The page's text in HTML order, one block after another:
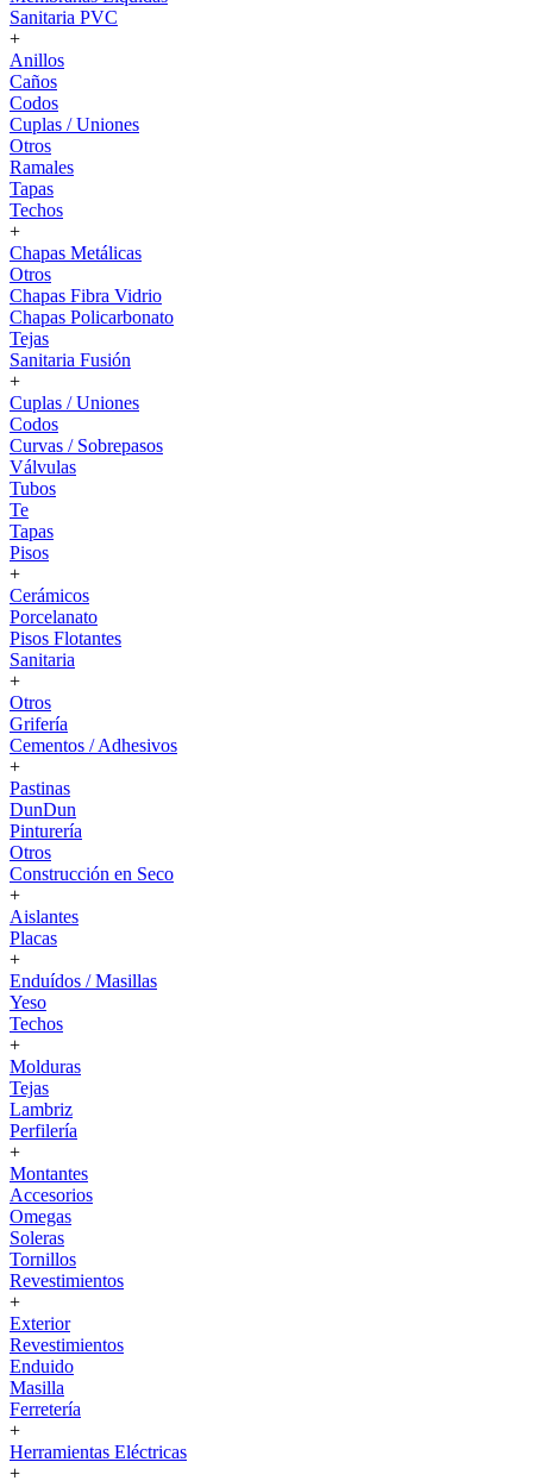
Sanitaria PVC
+
Anillos
Caños
Codos
Cuplas / Uniones
Otros
Ramales
Tapas
Techos
+
Chapas Metálicas
Otros
Chapas Fibra Vidrio
Chapas Policarbonato
Tejas
Sanitaria Fusión
+
Cuplas / Uniones
Codos
Curvas / Sobrepasos
Válvulas
Tubos
Te
Tapas
Pisos
+
Cerámicos
Porcelanato
Pisos Flotantes
Sanitaria
+
Otros
Grifería
Cementos / Adhesivos
+
Pastinas
DunDun
Pinturería
Otros
Construcción en Seco
+
Aislantes
Placas
+
Enduídos / Masillas
Yeso
Techos
+
Molduras
Tejas
Lambriz
Perfilería
+
Montantes
Accesorios
Omegas
Soleras
Tornillos
Revestimientos
+
Exterior
Revestimientos
Enduido
Masilla
Ferretería
+
Herramientas Eléctricas
+